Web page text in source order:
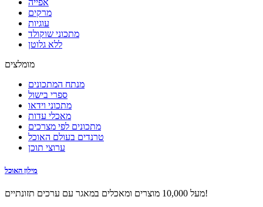
מרקים
עוגיות
מתכוני שוקולד
ללא גלוטן
מומלצים
מנתח המתכונים
ספרי בישול
מתכוני וידאו
מאכלי עדות
מתכונים לפי מצרכים
טרנדים בעולם האוכל
ערוצי תוכן
מילון האוכל
מעל 10,000 מוצרים ומאכלים במאגר עם ערכים תזונתיים!